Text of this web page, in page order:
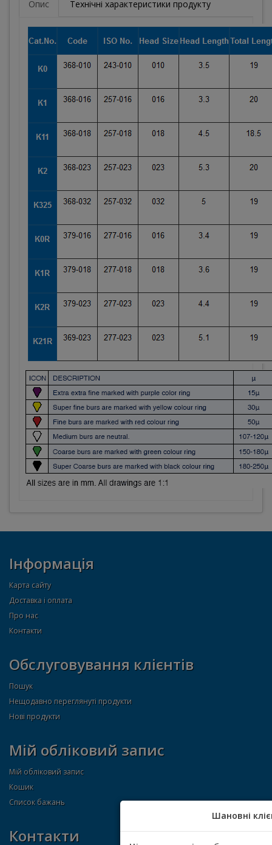
Опис Технічні характеристики продукту
Інформація
Карта сайту
Доставка і оплата
Про нас
Контакти
Обслуговування клієнтів
Пошук
Нещодавно переглянуті продукти
Нові продукти
Мій обліковий запис
Мій обліковий запис
Кошик
Список бажань
Контакти
Шановні